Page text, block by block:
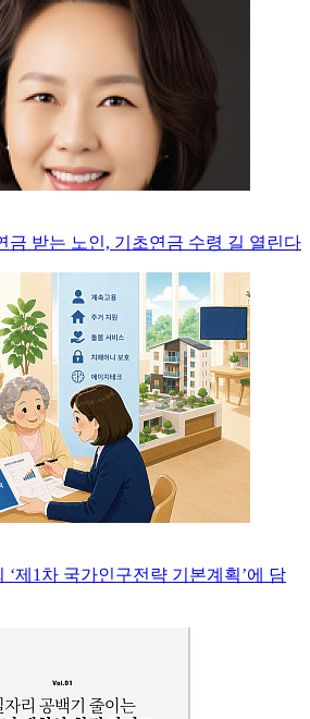
금 받는 노인, 기초연금 수령 길 열린다
‘제1차 국가인구전략 기본계획’에 담